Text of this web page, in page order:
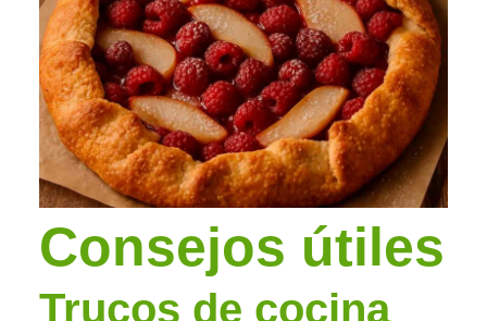
Consejos útiles
Trucos de cocina